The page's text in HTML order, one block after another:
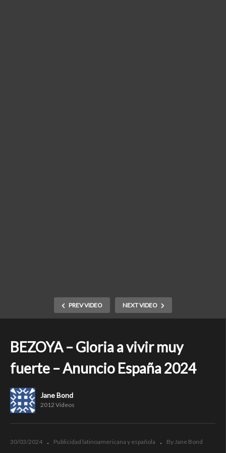
PREV VIDEO NEXT VIDEO
BEZOYA – Gloria a vivir muy
fuerte – Anuncio España 2024
Jane Bond
2012 Videos
30/03/2024 Publicidad latinoamericana y española By Jane Bond